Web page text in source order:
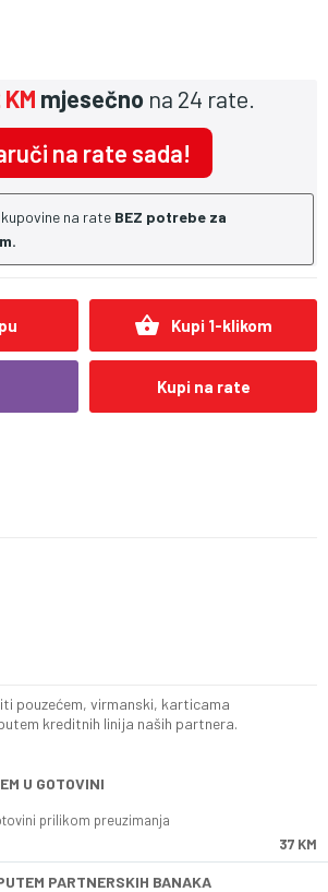
KM mjesečno na 24 rate.
na rate sada!
na rate BEZ potrebe za
shopping_basket Kupi 1-klikom
Kupi na rate
pouzećem, virmanski, karticama
kreditnih linija naših partnera.
U GOTOVINI
prilikom preuzimanja
37 KM
PARTNERSKIH BANAKA